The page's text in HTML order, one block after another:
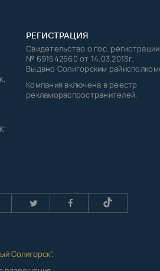
РЕГИСТРАЦИЯ
Свидетельство о гос. регистрации
№ 691542560 от 14.03.2013г.
Выдано Солигорским
Компания включена в реестр
рекламораспространителей.
Солигорск".